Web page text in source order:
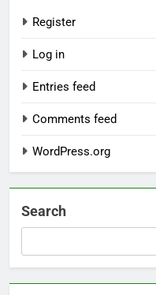
Register
Log in
Entries feed
Comments feed
WordPress.org
Search